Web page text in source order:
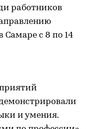
работников
Самаре с 8 по 14
и умения.